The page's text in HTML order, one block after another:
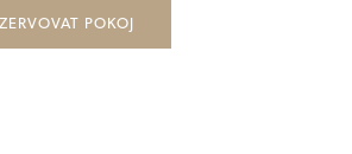
POKOJ